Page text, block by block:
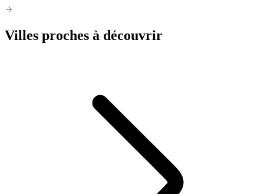
Villes proches à découvrir